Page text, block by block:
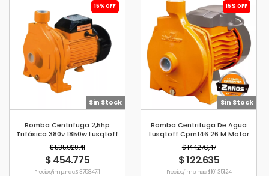
15% OFF
Sin Stock
Bomba Centrifuga 2,5hp
Trifásica 380v 1850w Lusqtoff
$ 535.029,41
$ 454.775
Precio s/imp. nac. $ 375.847,11
15% OFF
Sin Stock
Bomba Centrifuga De Agua
Lusqtoff Cpm146 26 M Motor
0,75 Hp
$ 144.276,47
$ 122.635
Precio s/imp. nac. $ 101.351,24